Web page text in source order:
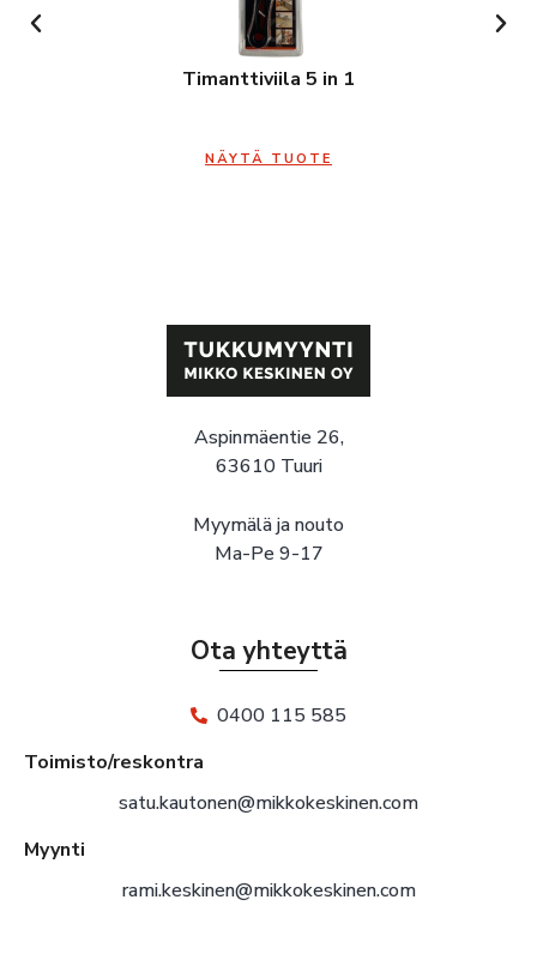
Timanttiviila 5 in 1
NÄYTÄ TUOTE
Aspinmäentie 26,
63610 Tuuri
Myymälä ja nouto
Ma-Pe 9-17
Ota yhteyttä
0400 115 585
Toimisto/reskontra
satu.kautonen@mikkokeskinen.com
Myynti
rami.keskinen@mikkokeskinen.com